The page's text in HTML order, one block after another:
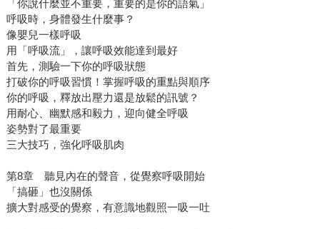
「你說什麼並不重要，重要的是你的語氣」
呼吸時，身體發生什麼事？
像嬰兒一樣呼吸
用「呼吸流」，讓呼吸效能達到最好
首先，測驗一下你的呼吸狀態
打破你的呼吸習慣！掌握呼吸的重點與順序
你的呼吸，釋放出壓力還是放鬆的訊號？
用耐心、幽默感和毅力，迎向健全呼吸
姿勢對了最重要
三大技巧，強化呼吸肌肉
第8章 聽見內在的聲音，從覺察呼吸開始
「搞砸」也沒關係
擴大對感受的覺察，有意識地觀照一吸一吐